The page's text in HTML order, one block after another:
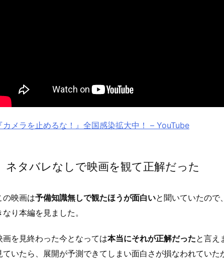
『カメラを止めるな！』全国感染拡大中！ – YouTube
ネタバレなしで映画を観て正解だった
の映画は予備知識無しで観たほうが面白いと聞いていたので
なり本編を見ました。
画を見終わった今となっては本当にそれが正解だったと言え
ていたら、展開が予測できてしまい面白さが損なわれていた